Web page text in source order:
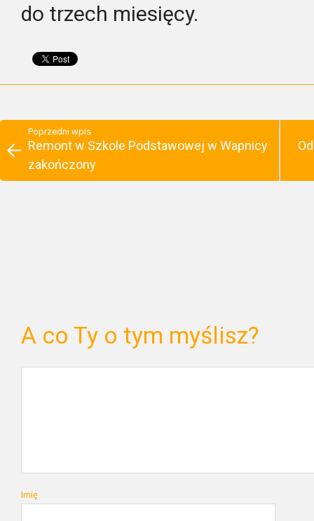
do trzech miesięcy.
Poprzedni wpis
Remont w Szkole Podstawowej w Wapnicy
zakończony
A co Ty o tym myślisz?
Imię